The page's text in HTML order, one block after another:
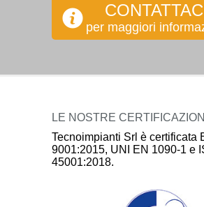
per maggiori
LE NOSTRE CERTIFICAZIONI
Tecnoimpianti Srl è certificata
9001:2015, UNI EN 1090-1 e
45001:2018.